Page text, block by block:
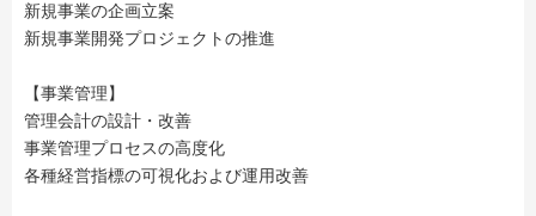
新規事業の企画立案
新規事業開発プロジェクトの推進
【事業管理】
管理会計の設計・改善
事業管理プロセスの高度化
各種経営指標の可視化および運用改善